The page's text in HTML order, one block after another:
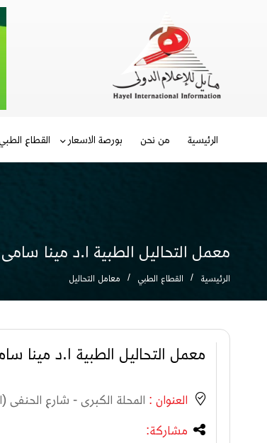
الرئيسية من نحن بورصة الاسعار القطاع الطبي
معمل التحاليل الطبية ا.د مينا سامى
الرئيسية القطاع الطبي معامل التحاليل
معمل التحاليل الطبية ا.د مينا
العنوان : المحلة الكبرى - شارع الحنفى
مشاركة: